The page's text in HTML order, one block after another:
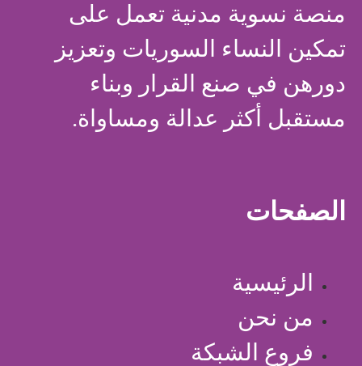
منصة نسوية مدنية تعمل على
تمكين النساء السوريات وتعزيز
دورهن في صنع القرار وبناء
مستقبل أكثر عدالة ومساواة.
الصفحات
الرئيسية
من نحن
فروع الشبكة